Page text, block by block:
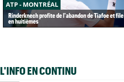
ATP - MONTRÉAL
Rinderknech profite de l'abandon de Tiafoe et file
en huitièmes
L'INFO EN CONTINU